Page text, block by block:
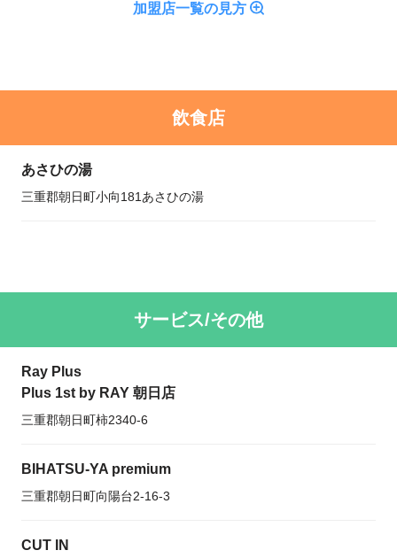
加盟店一覧の見方
飲食店
あさひの湯
三重郡朝日町小向181あさひの湯
サービス/その他
Ray Plus
Plus 1st by RAY 朝日店
三重郡朝日町柿2340-6
BIHATSU-YA premium
三重郡朝日町向陽台2-16-3
CUT IN